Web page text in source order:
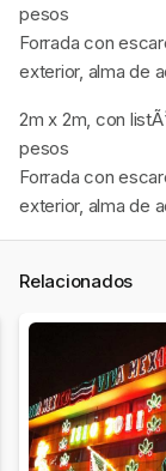
pesos
Forrada con
exterior, alma de
2m x 2m, con
pesos
Forrada con
exterior, alma de
Relacionados